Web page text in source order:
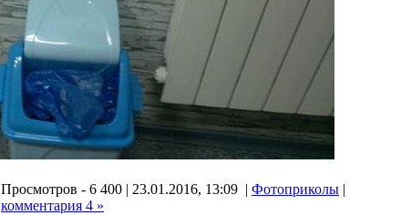
Просмотров - 6 400 | 23.01.2016, 13:09 | Фотоприколы |
комментария 4 »